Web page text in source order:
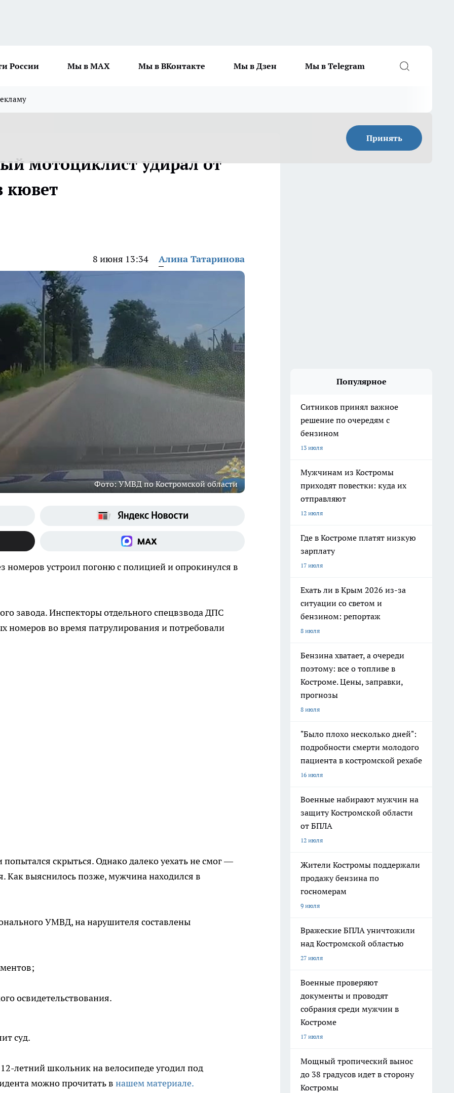
России Мы в MAX Мы в ВКонтакте Мы в Дзен Мы в Telegram
Принять
мотоциклист удирал от
кювет
8 июня 13:34 Алина Татаринова
Фото: УМВД по Костромской области
устроил погоню с полицией и опрокинулся в
завода. Инспекторы отдельного спецвзвода ДПС
номеров во время патрулирования и потребовали
скрыться. Однако далеко уехать не смог —
Как выяснилось позже, мужчина находился в
УМВД, на нарушителя составлены
освидетельствования.
суд.
летний школьник на велосипеде угодил под
можно прочитать в нашем материале.
Популярное
Ситников принял важное
решение по очередям с
бензином
13 июля
Мужчинам из Костромы
приходят повестки: куда их
отправляют
12 июля
Где в Костроме платят низкую
зарплату
17 июля
Ехать ли в Крым 2026 из-за
ситуации со светом и
бензином: репортаж
8 июля
Бензина хватает, а очереди
поэтому: все о топливе в
Костроме. Цены, заправки,
прогнозы
8 июля
"Было плохо несколько дней":
подробности смерти молодого
пациента в костромской рехабе
16 июля
Военные набирают мужчин на
защиту Костромской области
от БПЛА
12 июля
Жители Костромы поддержали
продажу бензина по
госномерам
9 июля
Вражеские БПЛА уничтожили
над Костромской областью
27 июля
Военные проверяют
документы и проводят
собрания среди мужчин в
Костроме
17 июля
Мощный тропический вынос
до 38 градусов идет в сторону
Костромы